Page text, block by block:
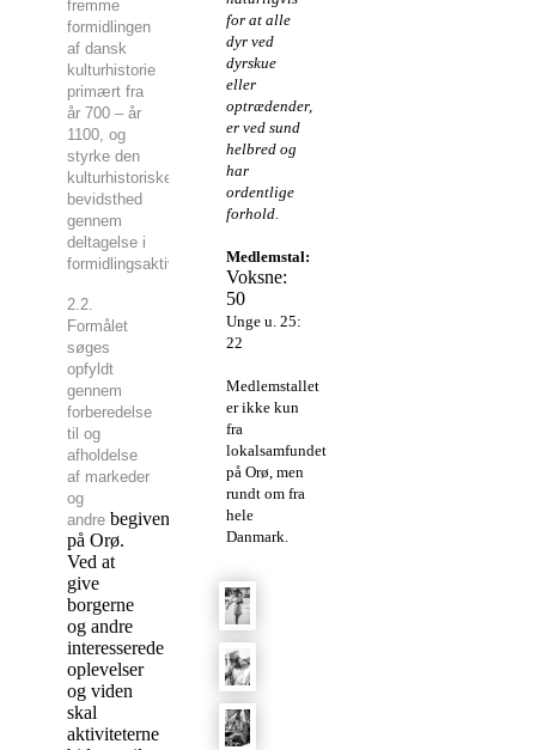
fremme
formidlingen
af dansk
kulturhistorie
primært fra
år 700 – år
1100, og
styrke den
kulturhistoriske
bevidsthed
gennem
deltagelse i
formidlingsaktiviteter.
2.2.
Formålet
søges
opfyldt
gennem
forberedelse
til og
afholdelse
af markeder
og
andre begivenheder
på Orø.
Ved at
give
borgerne
og andre
interesserede
oplevelser
og viden
skal
aktiviteterne
for at alle
dyr ved
dyrskue
eller
optrædender,
er ved sund
helbred og
har
ordentlige
forhold.
Medlemstal:
Voksne:
50
Unge u. 25:
22
Medlemstallet
er ikke kun
fra
lokalsamfundet
på Orø, men
rundt om fra
hele
Danmark.